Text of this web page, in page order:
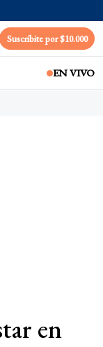
Suscribite por $10.000
EN VIVO
en